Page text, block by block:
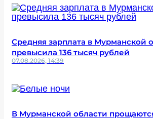
Средняя зарплата в Мурманской
превысила 136 тысяч рублей
07.08.2026, 14:39
В Мурманской области